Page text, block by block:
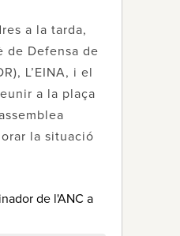
a la tarda,
de Defensa de
L’EINA, i el
a la plaça
la situació
de l'ANC a